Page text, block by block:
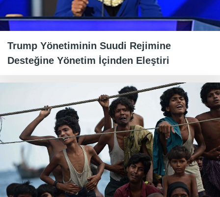
Trump Yönetiminin Suudi Rejimine
Desteğine Yönetim İçinden Eleştiri